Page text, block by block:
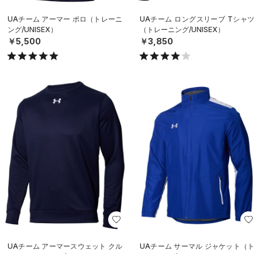
UAチーム アーマー ポロ（トレーニ
ング/UNISEX）
￥5,500
UAチーム ロングスリーブ Tシャツ
（トレーニング/UNISEX）
￥3,850
UAチーム アーマースウェット クル
UAチーム サーマル ジャケット（ト